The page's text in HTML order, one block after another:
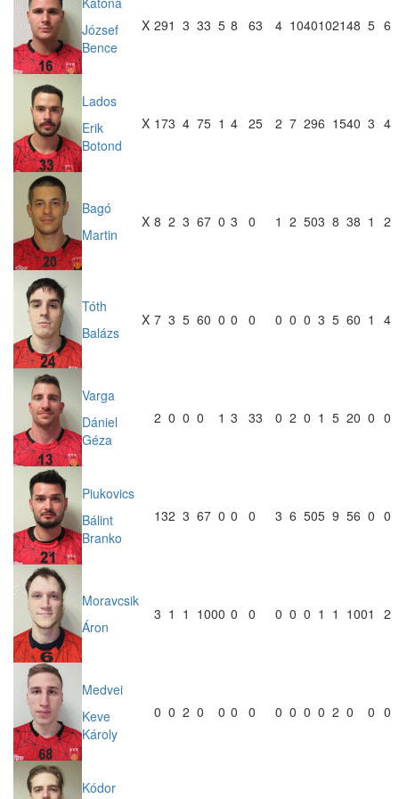
József
Bence
X 291 3 33 5 8 63 4 1040102148 5 6
Lados
Erik
Botond
X 173 4 75 1 4 25 2 7 296 1540 3 4
Bagó
Martin
X 8 2 3 67 0 3 0 1 2 503 8 38 1 2
Tóth
Balázs
X 7 3 5 60 0 0 0 0 0 0 3 5 60 1 4
Varga
Dániel
Géza
2 0 0 0 1 3 33 0 2 0 1 5 20 0 0
Piukovics
Bálint
Branko
132 3 67 0 0 0 3 6 505 9 56 0 0
Moravcsik
Áron
3 1 1 1000 0 0 0 0 0 1 1 1001 2
Medvei
Keve
Károly
0 0 2 0 0 0 0 0 0 0 0 2 0 0 0
Kódor